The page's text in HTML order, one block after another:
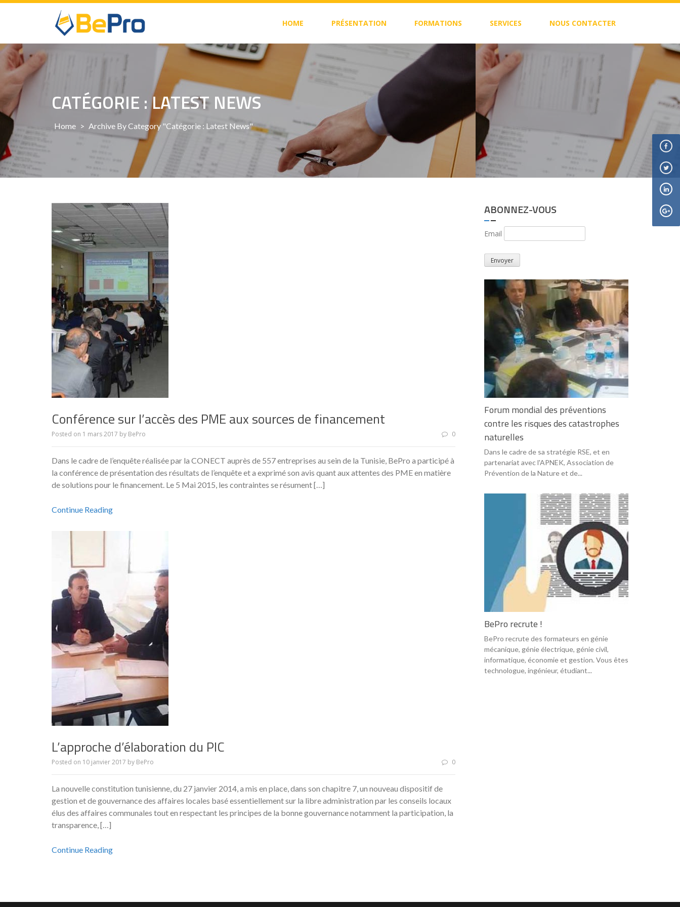
Skip
HOME PRÉSENTATION FORMATIONS SERVICES NOUS CONTACTER
CATÉGORIE : LATEST NEWS
Home > Archive By Category "Catégorie : Latest News"
Conférence sur l’accès des PME aux sources de financement
Posted on 1 mars 2017 by BePro 0
Dans le cadre de l’enquête réalisée par la CONECT auprès de 557 entreprises au sein de la Tunisie, BePro a participé à
la conférence de présentation des résultats de l’enquête et a exprimé son avis quant aux attentes des PME en matière
de solutions pour le financement. Le 5 Mai 2015, les contraintes se résument […]
Continue Reading
L’approche d’élaboration du PIC
Posted on 10 janvier 2017 by BePro 0
La nouvelle constitution tunisienne, du 27 janvier 2014, a mis en place, dans son chapitre 7, un nouveau dispositif de
gestion et de gouvernance des affaires locales basé essentiellement sur la libre administration par les conseils locaux
élus des affaires communales tout en respectant les principes de la bonne gouvernance notamment la participation, la
transparence, […]
Continue Reading
ABONNEZ-VOUS
Email
Forum mondial des préventions
contre les risques des catastrophes
naturelles
Dans le cadre de sa stratégie RSE, et en
partenariat avec l'APNEK, Association de
Prévention de la Nature et de...
BePro recrute !
BePro recrute des formateurs en génie
mécanique, génie électrique, génie civil,
informatique, économie et gestion. Vous êtes
technologue, ingénieur, étudiant...